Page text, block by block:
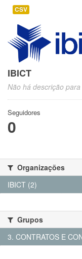
CSV
IBICT
Não há descrição
Seguidores
0
Organizações
IBICT (2)
Grupos
3. CONTRATOS E